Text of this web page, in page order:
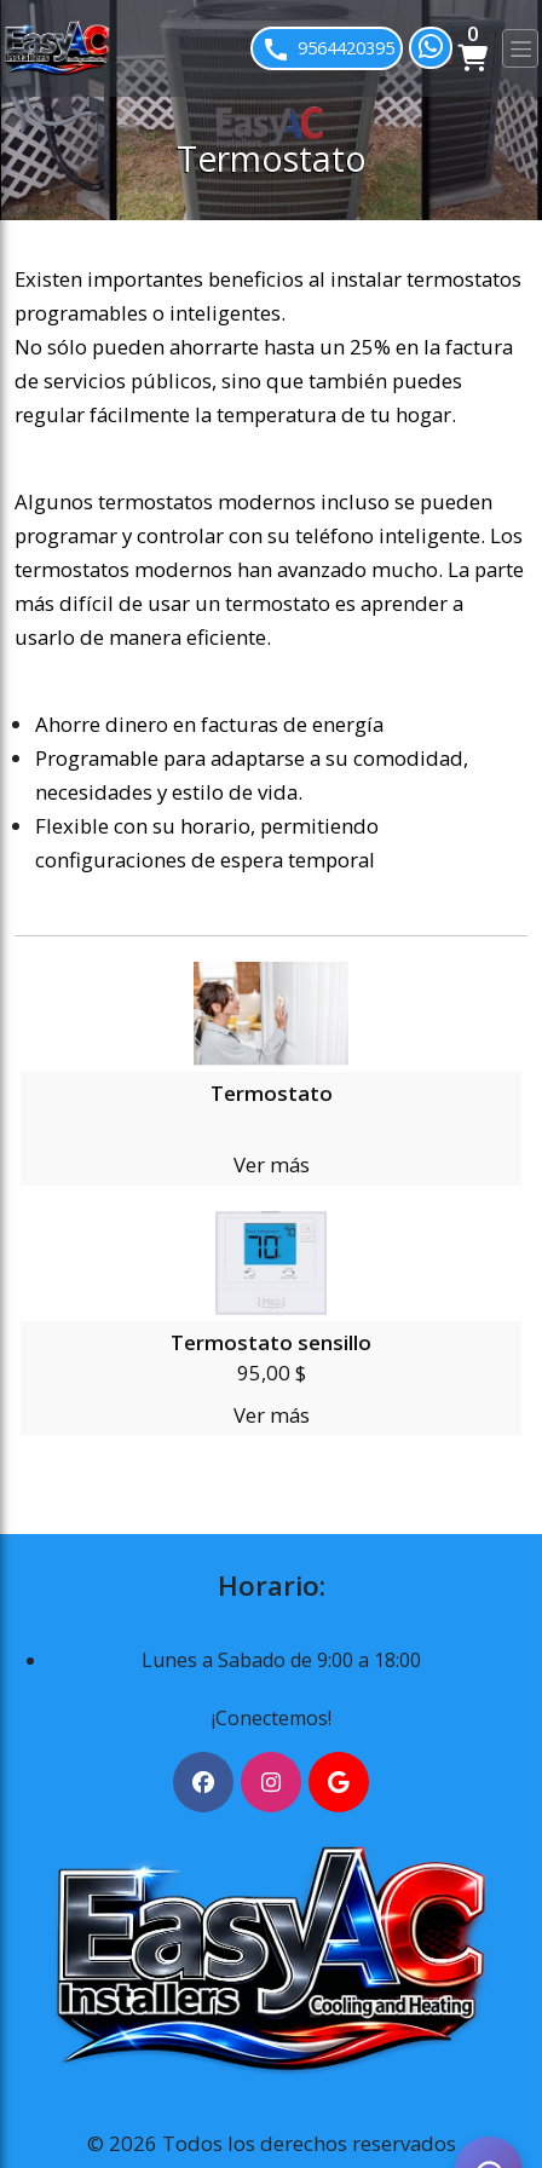
slideout menu. 9564420395
0
Termostato
Existen importantes beneficios al instalar termostatos
programables o inteligentes.
No sólo pueden ahorrarte hasta un 25% en la factura
de servicios públicos, sino que también puedes
regular fácilmente la temperatura de tu hogar.
Algunos termostatos modernos incluso se pueden
programar y controlar con su teléfono inteligente. Los
termostatos modernos han avanzado mucho. La parte
más difícil de usar un termostato es aprender a
usarlo de manera eficiente.
Ahorre dinero en facturas de energía
Programable para adaptarse a su comodidad,
necesidades y estilo de vida.
Flexible con su horario, permitiendo
configuraciones de espera temporal
Termostato
Ver más
Termostato sensillo
95,00 $
Ver más
Horario:
Lunes a Sabado de 9:00 a 18:00
¡Conectemos!
© 2026 Todos los derechos reservados